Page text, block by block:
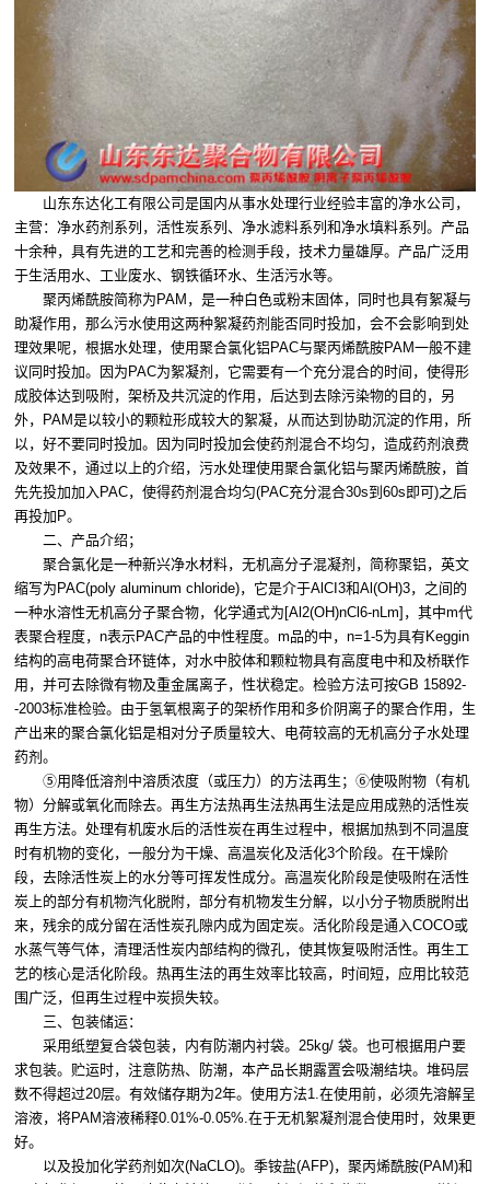
山东东达化工有限公司是国内从事水处理行业经验丰富的净水公司，
主营：净水药剂系列，活性炭系列、净水滤料系列和净水填料系列。产品
十余种，具有先进的工艺和完善的检测手段，技术力量雄厚。产品广泛用
于生活用水、工业废水、钢铁循环水、生活污水等。
聚丙烯酰胺简称为PAM，是一种白色或粉末固体，同时也具有絮凝与
助凝作用，那么污水使用这两种絮凝药剂能否同时投加，会不会影响到处
理效果呢，根据水处理，使用聚合氯化铝PAC与聚丙烯酰胺PAM一般不建
议同时投加。因为PAC为絮凝剂，它需要有一个充分混合的时间，使得形
成胶体达到吸附，架桥及共沉淀的作用，后达到去除污染物的目的，另
外，PAM是以较小的颗粒形成较大的絮凝，从而达到协助沉淀的作用，所
以，好不要同时投加。因为同时投加会使药剂混合不均匀，造成药剂浪费
及效果不，通过以上的介绍，污水处理使用聚合氯化铝与聚丙烯酰胺，首
先先投加加入PAC，使得药剂混合均匀(PAC充分混合30s到60s即可)之后
再投加P。
二、产品介绍；
聚合氯化是一种新兴净水材料，无机高分子混凝剂，简称聚铝，英文
缩写为PAC(poly aluminum chloride)，它是介于AlCI3和Al(OH)3，之间的
一种水溶性无机高分子聚合物，化学通式为[Al2(OH)nCl6-nLm]，其中m代
表聚合程度，n表示PAC产品的中性程度。m品的中，n=1-5为具有Keggin
结构的高电荷聚合环链体，对水中胶体和颗粒物具有高度电中和及桥联作
用，并可去除微有物及重金属离子，性状稳定。检验方法可按GB 15892-
-2003标准检验。由于氢氧根离子的架桥作用和多价阴离子的聚合作用，生
产出来的聚合氯化铝是相对分子质量较大、电荷较高的无机高分子水处理
药剂。
⑤用降低溶剂中溶质浓度（或压力）的方法再生；⑥使吸附物（有机
物）分解或氧化而除去。再生方法热再生法热再生法是应用成熟的活性炭
再生方法。处理有机废水后的活性炭在再生过程中，根据加热到不同温度
时有机物的变化，一般分为干燥、高温炭化及活化3个阶段。在干燥阶
段，去除活性炭上的水分等可挥发性成分。高温炭化阶段是使吸附在活性
炭上的部分有机物汽化脱附，部分有机物发生分解，以小分子物质脱附出
来，残余的成分留在活性炭孔隙内成为固定炭。活化阶段是通入COCO或
水蒸气等气体，清理活性炭内部结构的微孔，使其恢复吸附活性。再生工
艺的核心是活化阶段。热再生法的再生效率比较高，时间短，应用比较范
围广泛，但再生过程中炭损失较。
三、包装储运：
采用纸塑复合袋包装，内有防潮内衬袋。25kg/ 袋。也可根据用户要
求包装。贮运时，注意防热、防潮，本产品长期露置会吸潮结块。堆码层
数不得超过20层。有效储存期为2年。使用方法1.在使用前，必须先溶解呈
溶液，将PAM溶液稀释0.01%-0.05%.在于无机絮凝剂混合使用时，效果更
好。
以及投加化学药剂如次(NaCLO)。季铵盐(AFP)，聚丙烯酰胺(PAM)和